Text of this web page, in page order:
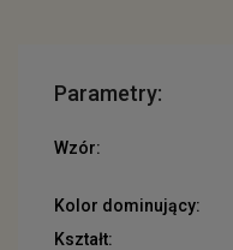
Parametry:
Wzór:
Kolor dominujący:
Kształt: